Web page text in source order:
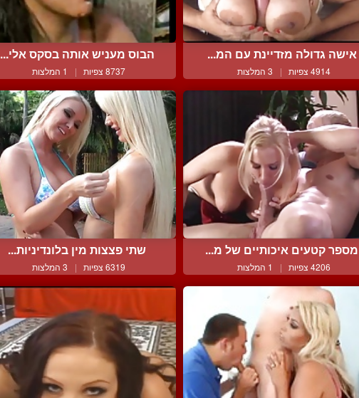
אישה גדולה מזדיינת עם המ...
4914 צפיות | 3 המלצות
הבוס מעניש אותה בסקס אלי...
8737 צפיות | 1 המלצות
מספר קטעים איכותיים של מ...
4206 צפיות | 1 המלצות
שתי פצצות מין בלונדיניות...
6319 צפיות | 3 המלצות